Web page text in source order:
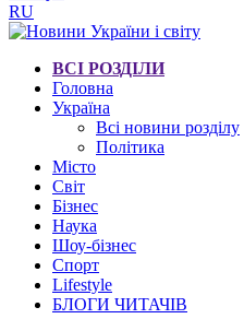
RU
ВСІ РОЗДІЛИ
Головна
Україна
Всі новини розділу
Політика
Місто
Світ
Бізнес
Наука
Шоу-бізнес
Спорт
Lifestyle
БЛОГИ ЧИТАЧІВ